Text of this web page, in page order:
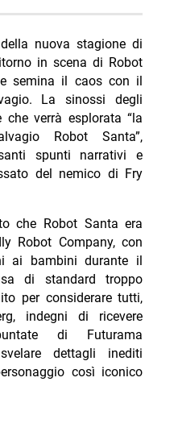
nuova stagione di
in scena di Robot
semina il caos con il
La sinossi degli
che verrà esplorata “la
Robot Santa”,
spunti narrativi e
del nemico di Fry
che Robot Santa era
Robot Company, con
ai bambini durante il
di standard troppo
per considerare tutti,
indegni di ricevere
di Futurama
dettagli inediti
così iconico